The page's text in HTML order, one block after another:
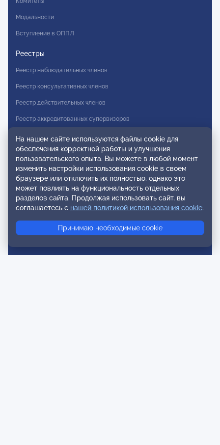
Модальности
Вступление в ОППЛ
Реестры
Реестр наблюдательных членов
Реестр консультативных членов
Реестр действительных членов
Реестр аккредитованных супервизоров
Реестр СРО
Сертификация тренеров и преподавателей
Экспертиза и регистрация авторских продуктов
Мероприятия лиги
Календарь событий
Фотогалерея
На нашем сайте используются файлы cookie для
обеспечения корректной работы и улучшения
пользовательского опыта. Вы можете в любой момент
изменить настройки использования cookie в своем
браузере или отключить их полностью, однако это
может повлиять на функциональность отдельных
разделов сайта. Продолжая использовать сайт, вы
соглашаетесь с нашей политикой использования cookie.
Принимаю необходимые cookie